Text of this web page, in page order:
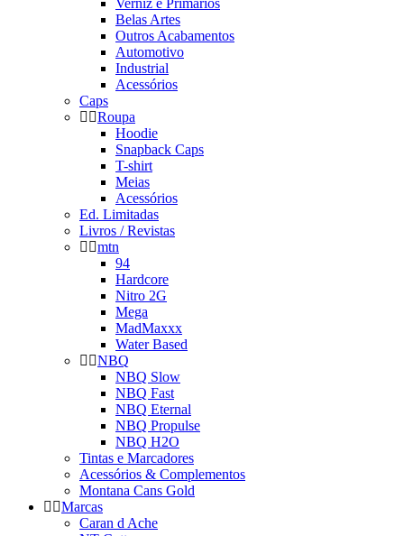
Verniz e Primários
Belas Artes
Outros Acabamentos
Automotivo
Industrial
Acessórios
Caps
Roupa
Hoodie
Snapback Caps
T-shirt
Meias
Acessórios
Ed. Limitadas
Livros / Revistas
mtn
94
Hardcore
Nitro 2G
Mega
MadMaxxx
Water Based
NBQ
NBQ Slow
NBQ Fast
NBQ Eternal
NBQ Propulse
NBQ H2O
Tintas e Marcadores
Acessórios & Complementos
Montana Cans Gold
Marcas
Caran d Ache